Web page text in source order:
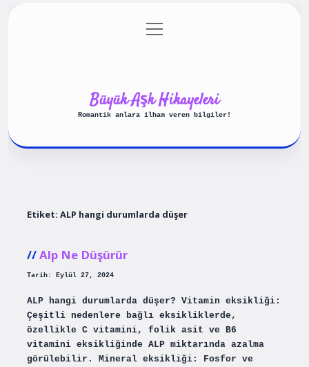
Gizlilik Politikası
menüyü
aç
Büyük Aşk Hikayeleri
Romantik anlara ilham veren bilgiler!
Etiket: ALP hangi durumlarda düşer
Alp Ne Düşürür
Tarih: Eylül 27, 2024
ALP hangi durumlarda düşer? Vitamin eksikliği:
Çeşitli nedenlere bağlı eksikliklerde,
özellikle C vitamini, folik asit ve B6
vitamini eksikliğinde ALP miktarında azalma
görülebilir. Mineral eksikliği: Fosfor ve